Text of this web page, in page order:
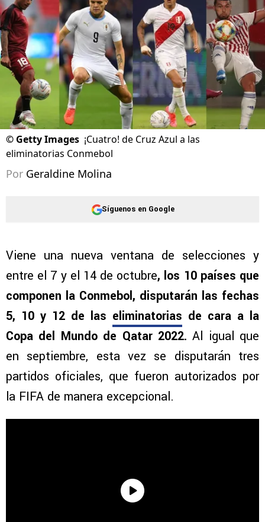
© Getty Images ¡Cuatro! de Cruz Azul a las
eliminatorias Conmebol
Por Geraldine Molina
Síguenos en Google
Viene una nueva ventana de selecciones y
entre el 7 y el 14 de octubre, los 10 países que
componen la Conmebol, disputarán las fechas
5, 10 y 12 de las eliminatorias de cara a la
Copa del Mundo de Qatar 2022. Al igual que
en septiembre, esta vez se disputarán tres
partidos oficiales, que fueron autorizados por
la FIFA de manera excepcional.